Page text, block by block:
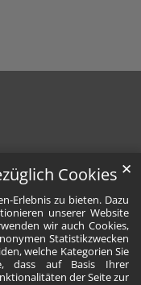
Cookies
Erlebnis zu bieten. Dazu
unserer Website
wir auch Cookies,
Statistikzwecken
welche Kategorien Sie
dass auf Basis Ihrer
der Seite zur
✕